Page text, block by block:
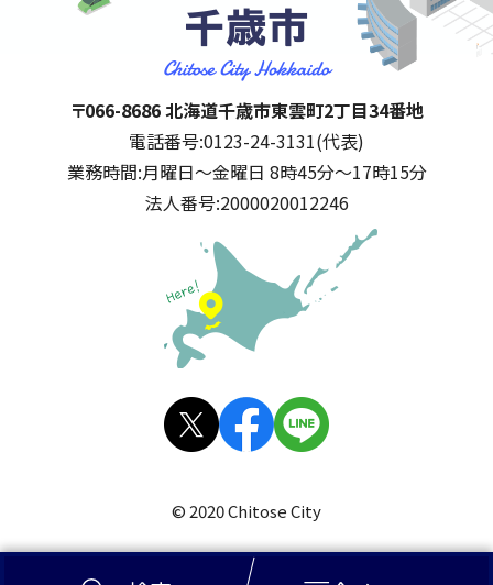
千歳市
住所:
〒066-8686 北海道千歳市東雲町2丁目34番地
電話番号:0123-24-3131(代表)
業務時間:月曜日～金曜日 8時45分～17時15分
法人番号:2000020012246
公式SNS
© 2020 Chitose City